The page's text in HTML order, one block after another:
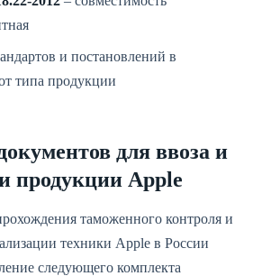
и постановлений в
типа продукции
для ввоза и
продукции Apple
таможенного контроля и
техники Apple в России
следующего комплекта